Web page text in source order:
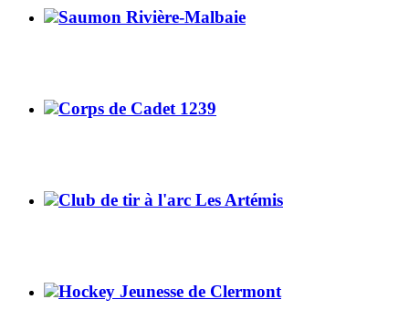
Saumon Rivière-Malbaie
Corps de Cadet 1239
Club de tir à l'arc Les Artémis
Hockey Jeunesse de Clermont